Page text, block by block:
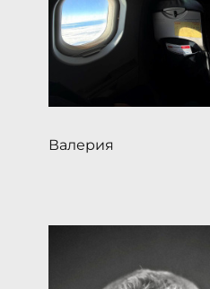
Валерия